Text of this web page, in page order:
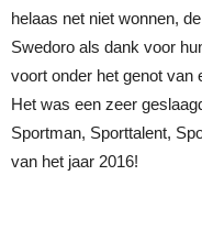
helaas net niet wonnen,
Swedoro als dank voor
voort onder het genot van
Het was een zeer
Sportman, Sporttalent,
van het jaar 2016!